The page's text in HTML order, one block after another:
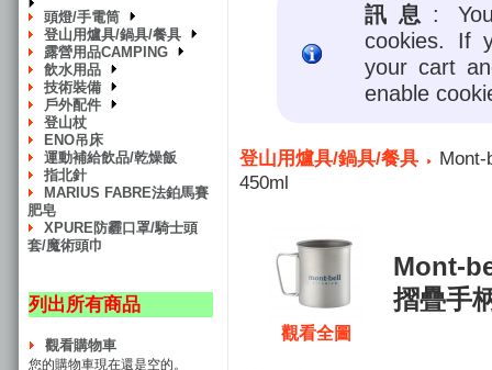
頭燈/手電筒
登山用爐具/鍋具/餐具
露營用品CAMPING
飲水用品
技術裝備
戶外配件
登山杖
ENO吊床
運動補給飲品/乾燥飯
指北針
MARIUS FABRE法鉑馬賽
肥皂
XPURE防霾口罩/騎士頭
套/魔術頭巾
列出所有商品
觀看購物車
您的購物車現在還是空的。
訊息 :
cookies. If
your cart
enable
登山用爐具/鍋具/餐具
Mont-
450ml
觀看全圖
Mont-
摺疊手